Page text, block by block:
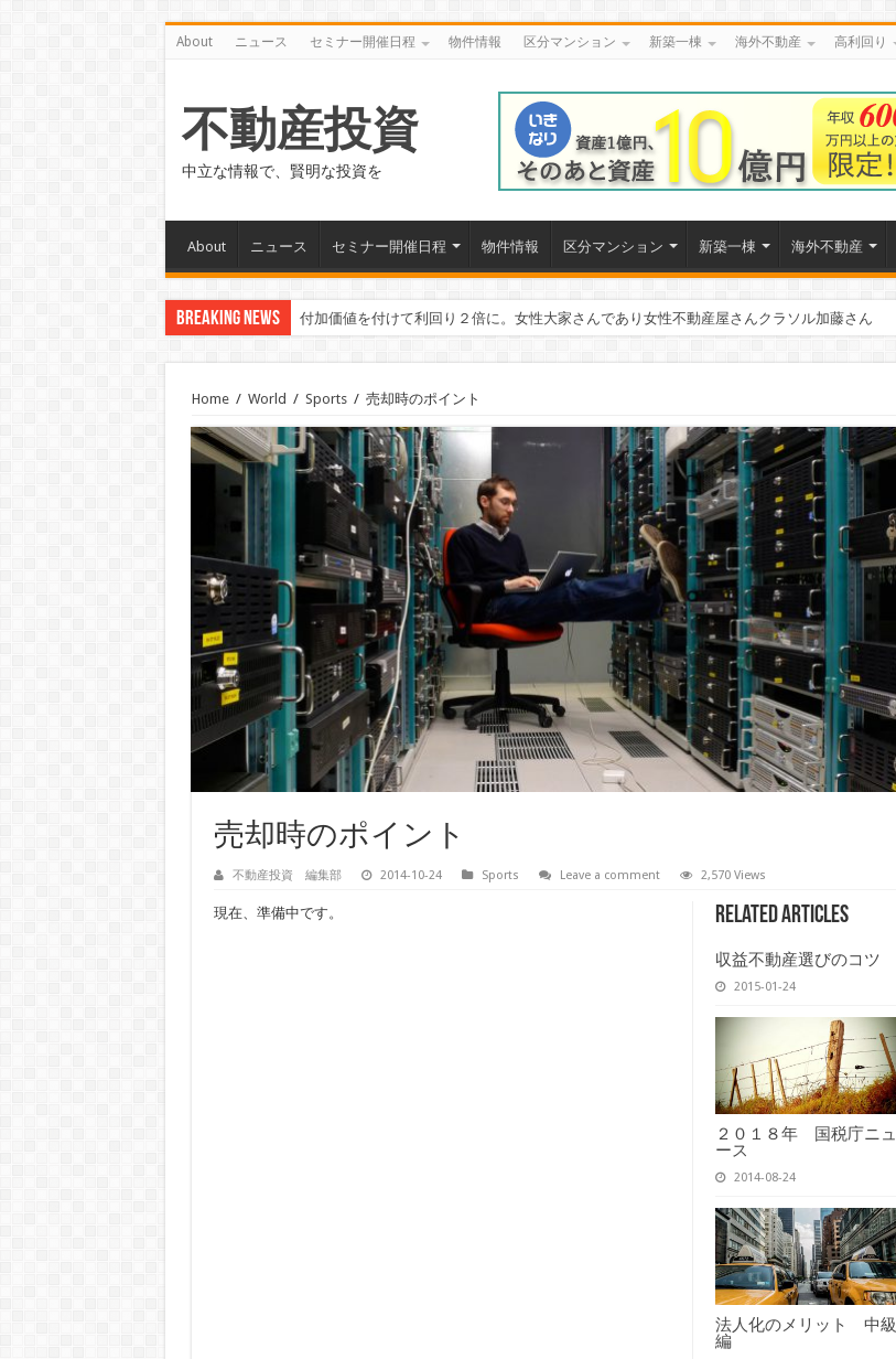
About ニュース セミナー開催日程 物件情報 区分マンション 新築一棟 海外不動産 高利回り
不動産投資
中立な情報で、賢明な投資を
About ニュース セミナー開催日程 物件情報 区分マンション 新築一棟 海外不動産
Breaking News 付加価値を付けて利回り２倍に。女性大家さんであり女性不動産屋さんクラソル加藤さん
Home / World / Sports / 売却時のポイント
売却時のポイント
不動産投資 編集部 2014-10-24 Sports Leave a comment 2,570 Views
Related Articles
収益不動産選びのコツ
2015-01-24
２０１８年 国税庁ニュ
ース
2014-08-24
法人化のメリット 中級
編
現在、準備中です。